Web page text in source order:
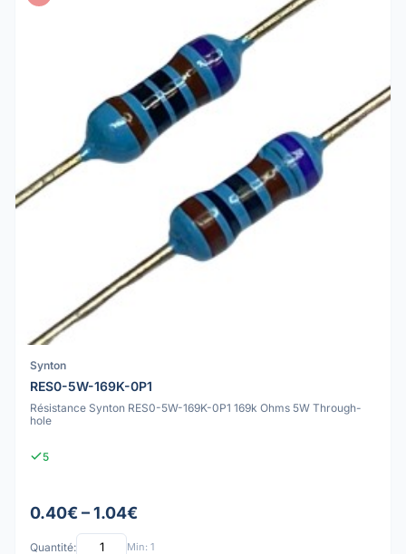
Synton
RES0-5W-169K-0P1
Résistance Synton RES0-5W-169K-0P1 169k Ohms 5W Through-
hole
5
0.40€ – 1.04€
Quantité: Min: 1